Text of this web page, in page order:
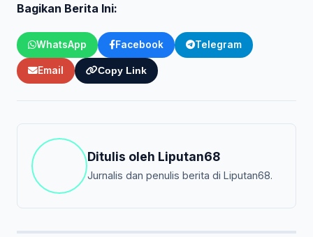
Bagikan Berita Ini:
WhatsApp Facebook Telegram
Email Copy Link
Ditulis oleh Liputan68
Jurnalis dan penulis berita di Liputan68.